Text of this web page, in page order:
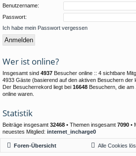
Benutzername:
Passwort:
Ich habe mein Passwort vergessen
Wer ist online?
Insgesamt sind 4937 Besucher online :: 4 sichtbare
4933 Gäste (basierend auf den aktiven Besuchern der
Der Besucherrekord liegt bei 16648 Besuchern, die am
online waren.
Statistik
Beiträge insgesamt 32468 • Themen insgesamt 7090 •
neuestes Mitglied: internet_incharge0
Foren-Übersicht Alle Cookies